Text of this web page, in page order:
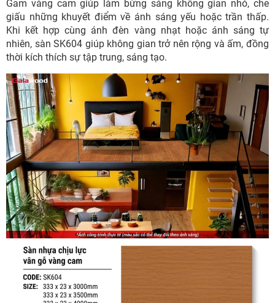
Gam vàng cam giúp làm bừng sáng không gian nhỏ, che
giấu những khuyết điểm về ánh sáng yếu hoặc trần thấp.
Khi kết hợp cùng ánh đèn vàng nhạt hoặc ánh sáng tự
nhiên, sàn SK604 giúp không gian trở nên rộng và ấm, đồng
thời kích thích sự tập trung, sáng tạo.